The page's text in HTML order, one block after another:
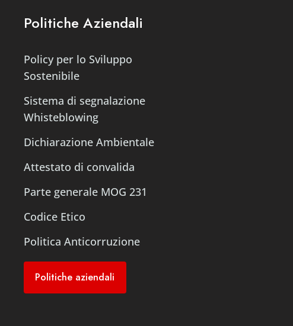
Politiche Aziendali
Policy per lo Sviluppo
Sostenibile
Sistema di segnalazione
Whisteblowing
Dichiarazione Ambientale
Attestato di convalida
Parte generale MOG 231
Codice Etico
Politica Anticorruzione
Politiche aziendali